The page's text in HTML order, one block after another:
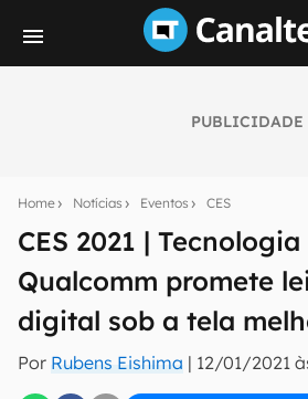
PUBLICIDADE
Home Notícias Eventos CES
CES 2021 |
Qualcomm promete
digital sob a tela
Por Rubens Eishima | 12/01/2021
notícias e reviews sobre
mão.
E-mail
inscreva-se